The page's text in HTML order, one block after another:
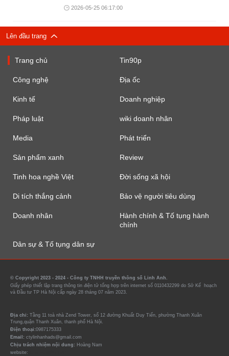
2026-05-25 06:17:00
Lên đầu trang
Trang chủ Tin90p
Công nghệ Địa ốc
Kinh tế Doanh nghiệp
Pháp luật wiki doanh nhân
Media Phát triển
Sản phẩm xanh Review
Tinh hoa nghề Việt Đời sống xã hội
Di tích thắng cảnh Bảo vệ người tiêu dùng
Doanh nhân
Hành chính & Tố tụng hành
chính
Dân sự & Tố tụng dân sự
© Copyright 2023 - 2024 - Công ty TNHH truyền thông số Linh Anh.
Giấy phép thiết lập trang thông tin điện tử tổng hợp trên internet số 0110432299 do Sở Kế hoạch
và Đầu tư TP Hà Nội cấp ngày 28 tháng 07 năm 2023.
Địa chỉ: Tầng 11 toà nhà Zend Tower, số 12 đường Khuất Duy Tiến, phường Thanh Xuân
Trung,quận Thanh Xuân, thanh phố Hà Nội.
Điện thoại:0987175333
Email: ctylinhanhads@gmail.com
Chịu trách nhiệm nội dung: Hoàng Nam
website: